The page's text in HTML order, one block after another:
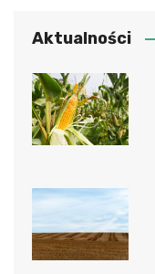
Aktualności